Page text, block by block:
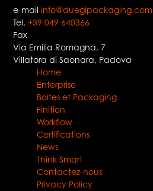
e-mailinfo@duegipackaging.com
Tel.+39 049 640366
Fax
Via Emilia Romagna, 7
Villatora di Saonara, Padova
Home
Enterprise
Boites et Packaging
Finition
Workflow
Certifications
News
Think Smart
Contactez-nous
Privacy Policy